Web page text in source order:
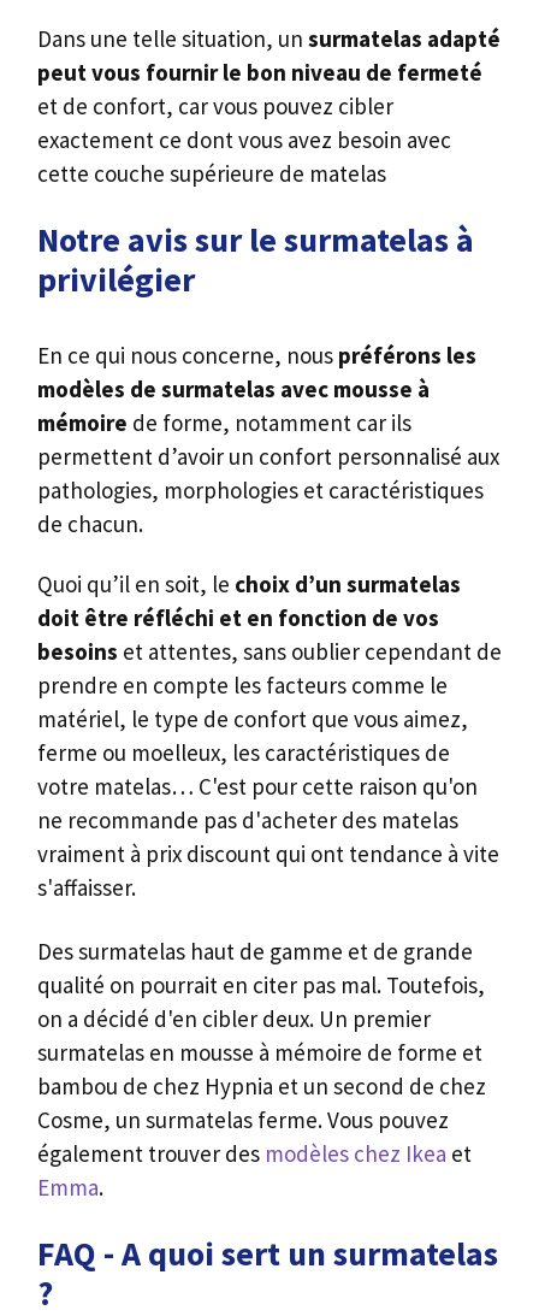
Dans une telle situation, un surmatelas adapté
peut vous fournir le bon niveau de fermeté
et de confort, car vous pouvez cibler
exactement ce dont vous avez besoin avec
cette couche supérieure de matelas
Notre avis sur le surmatelas à
privilégier
En ce qui nous concerne, nous préférons les
modèles de surmatelas avec mousse à
mémoire de forme, notamment car ils
permettent d’avoir un confort personnalisé aux
pathologies, morphologies et caractéristiques
de chacun.
Quoi qu’il en soit, le choix d’un surmatelas
doit être réfléchi et en fonction de vos
besoins et attentes, sans oublier cependant de
prendre en compte les facteurs comme le
matériel, le type de confort que vous aimez,
ferme ou moelleux, les caractéristiques de
votre matelas… C'est pour cette raison qu'on
ne recommande pas d'acheter des matelas
vraiment à prix discount qui ont tendance à vite
s'affaisser.
Des surmatelas haut de gamme et de grande
qualité on pourrait en citer pas mal. Toutefois,
on a décidé d'en cibler deux. Un premier
surmatelas en mousse à mémoire de forme et
bambou de chez Hypnia et un second de chez
Cosme, un surmatelas ferme. Vous pouvez
également trouver des modèles chez Ikea et
Emma.
FAQ - A quoi sert un surmatelas
?